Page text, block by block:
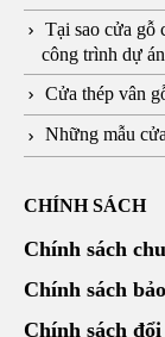
Tại sao cửa gỗ
công trình dự án
Cửa thép vân
Những mẫu
CHÍNH SÁCH
Chính sách
Chính sách
Chính sách